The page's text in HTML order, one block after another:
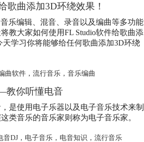
歌曲添加3D环绕效果！
乐编辑、混音、录音以及编曲等多功能
教大家如何使用FL Studio软件给歌曲添
天学习你将能够给任何歌曲添加3D环绕
曲软件， 流行音乐， 音乐编曲
教你听懂电音
是使用电子乐器以及电子音乐技术来制
类音乐的音乐家则称为电子音乐家。
音DJ， 电子音乐， 电音知识 ， 流行音乐